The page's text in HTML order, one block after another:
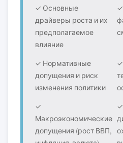
✓ Основные
драйверы роста и их
предполагаемое
влияние
✓ Нормативные
допущения и риск
изменения политики
✓
Макроэкономические
допущения (рост ВВП,
✓